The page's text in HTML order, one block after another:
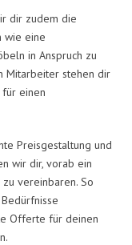
dir zudem die
wie eine
in Anspruch zu
Mitarbeiter stehen dir
einen
Preisgestaltung und
wir dir, vorab ein
vereinbaren. So
Offerte für deinen